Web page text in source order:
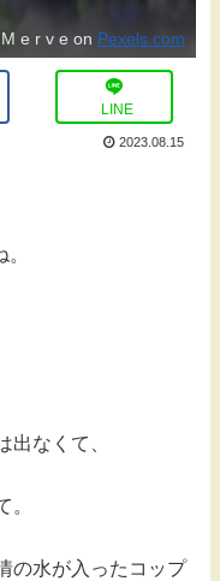
e r v e on Pexels.com
LINE
2023.08.15
出なくて、
。
の水が入ったコップ